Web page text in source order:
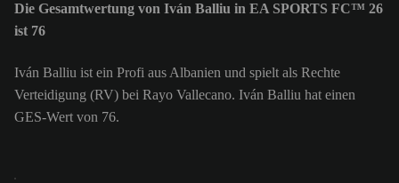
Die Gesamtwertung von Iván Balliu in EA SPORTS FC™ 26
ist 76
Iván Balliu ist ein Profi aus Albanien und spielt als Rechte
Verteidigung (RV) bei Rayo Vallecano. Iván Balliu hat einen
GES-Wert von 76.